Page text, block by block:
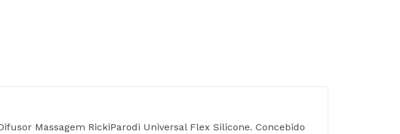
Massagem RickiParodi Universal Flex Silicone. Concebido